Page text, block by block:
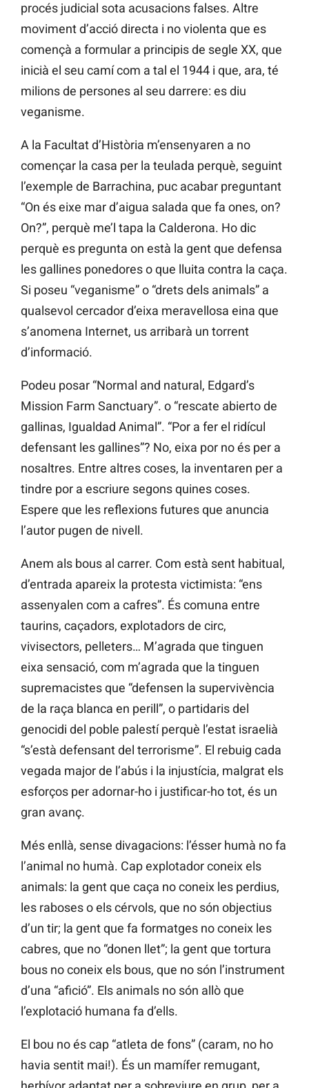
procés judicial sota acusacions falses. Altre
moviment d’acció directa i no violenta que es
començà a formular a principis de segle XX, que
inicià el seu camí com a tal el 1944 i que, ara, té
milions de persones al seu darrere: es diu
veganisme.
A la Facultat d’Història m’ensenyaren a no
començar la casa per la teulada perquè, seguint
l’exemple de Barrachina, puc acabar preguntant
“On és eixe mar d’aigua salada que fa ones, on?
On?”, perquè me’l tapa la Calderona. Ho dic
perquè es pregunta on està la gent que defensa
les gallines ponedores o que lluita contra la caça.
Si poseu “veganisme” o “drets dels animals” a
qualsevol cercador d’eixa meravellosa eina que
s’anomena Internet, us arribarà un torrent
d’informació.
Podeu posar “Normal and natural, Edgard’s
Mission Farm Sanctuary”. o “rescate abierto de
gallinas, Igualdad Animal”. “Por a fer el ridícul
defensant les gallines”? No, eixa por no és per a
nosaltres. Entre altres coses, la inventaren per a
tindre por a escriure segons quines coses.
Espere que les reflexions futures que anuncia
l’autor pugen de nivell.
Anem als bous al carrer. Com està sent habitual,
d’entrada apareix la protesta victimista: “ens
assenyalen com a cafres”. És comuna entre
taurins, caçadors, explotadors de circ,
vivisectors, pelleters… M’agrada que tinguen
eixa sensació, com m’agrada que la tinguen
supremacistes que “defensen la supervivència
de la raça blanca en perill”, o partidaris del
genocidi del poble palestí perquè l’estat israelià
“s’està defensant del terrorisme”. El rebuig cada
vegada major de l’abús i la injustícia, malgrat els
esforços per adornar-ho i justificar-ho tot, és un
gran avanç.
Més enllà, sense divagacions: l’ésser humà no fa
l’animal no humà. Cap explotador coneix els
animals: la gent que caça no coneix les perdius,
les raboses o els cérvols, que no són objectius
d’un tir; la gent que fa formatges no coneix les
cabres, que no “donen llet”; la gent que tortura
bous no coneix els bous, que no són l’instrument
d’una “afició”. Els animals no són allò que
l’explotació humana fa d’ells.
El bou no és cap “atleta de fons” (caram, no ho
havia sentit mai!). És un mamífer remugant,